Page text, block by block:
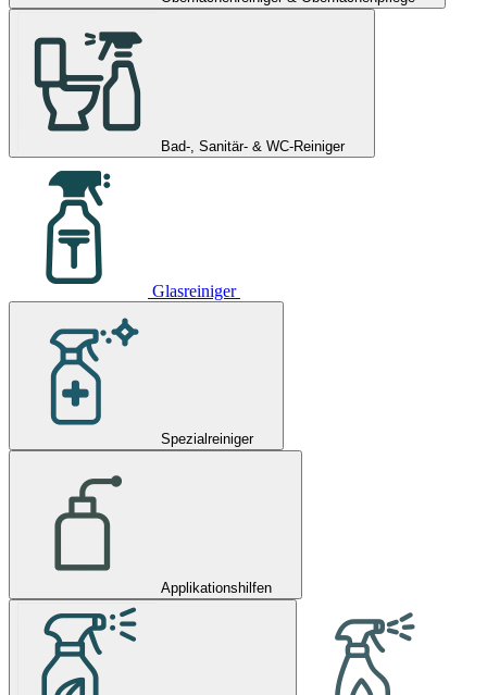
Bad-, Sanitär- & WC-Reiniger
Glasreiniger
Spezialreiniger
Applikationshilfen